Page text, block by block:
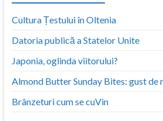
Cultura Țestului în Oltenia
Datoria publică a Statelor Unite
Japonia, oglinda viitorului?
Almond Butter Sunday Bites: gust de
Brânzeturi cum se cuVin